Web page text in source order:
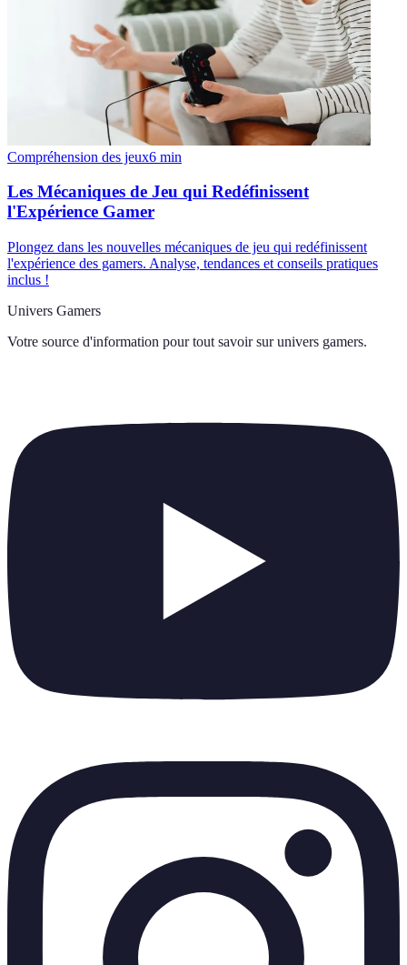
Compréhension des jeux6 min
Les Mécaniques de Jeu qui Redéfinissent
l'Expérience Gamer
Plongez dans les nouvelles mécaniques de jeu qui redéfinissent
l'expérience des gamers. Analyse, tendances et conseils pratiques
inclus !
Univers Gamers
Votre source d'information pour tout savoir sur univers gamers.